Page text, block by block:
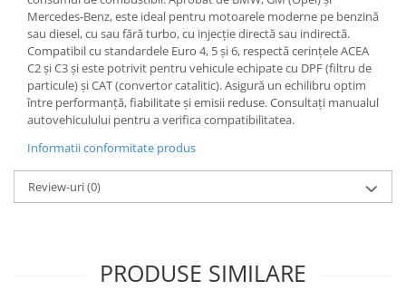
Mercedes-Benz, este ideal pentru motoarele moderne pe benzină
sau diesel, cu sau fără turbo, cu injecție directă sau indirectă.
Compatibil cu standardele Euro 4, 5 și 6, respectă cerințele ACEA
C2 și C3 și este potrivit pentru vehicule echipate cu DPF (filtru de
particule) și CAT (convertor catalitic). Asigură un echilibru optim
între performanță, fiabilitate și emisii reduse. Consultați manualul
autovehiculului pentru a verifica compatibilitatea.
Informatii conformitate produs
Review-uri(0)
PRODUSE SIMILARE